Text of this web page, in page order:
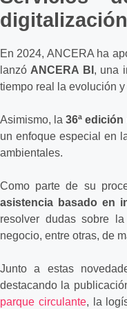
En 2024, ANCERA ha
lanzó ANCERA BI , una
tiempo real la evolución
Asimismo, la36ª
un enfoque especial en
ambientales.
Como parte de su
asistencia basado en
resolver dudas sobre
negocio, entre otras, de
Junto a estas
destacando la
parque circulante, la